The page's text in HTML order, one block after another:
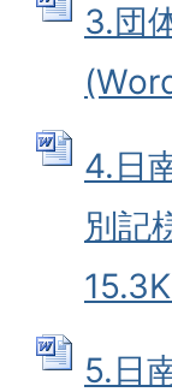
3.団
4.日
別記
5.日